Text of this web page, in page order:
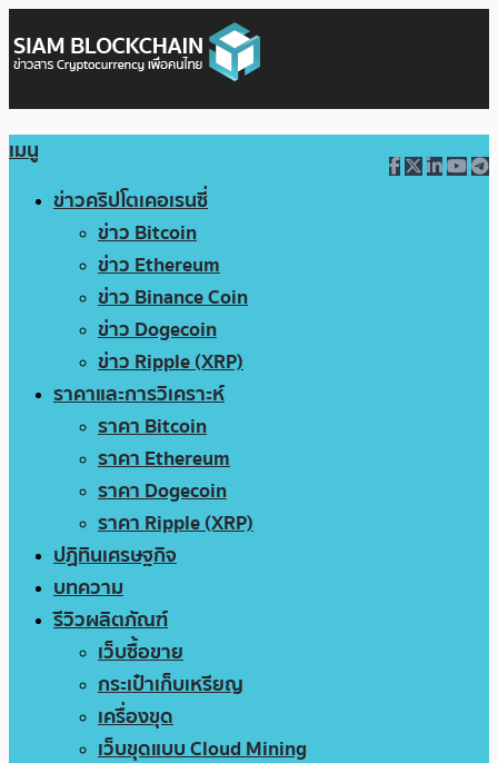
เมนู
ข่าวคริปโตเคอเรนซี่
ข่าว Bitcoin
ข่าว Ethereum
ข่าว Binance Coin
ข่าว Dogecoin
ข่าว Ripple (XRP)
ราคาและการวิเคราะห์
ราคา Bitcoin
ราคา Ethereum
ราคา Dogecoin
ราคา Ripple (XRP)
ปฏิทินเศรษฐกิจ
บทความ
รีวิวผลิตภัณฑ์
เว็บซื้อขาย
กระเป๋าเก็บเหรียญ
เครื่องขุด
เว็บขุดแบบ Cloud Mining